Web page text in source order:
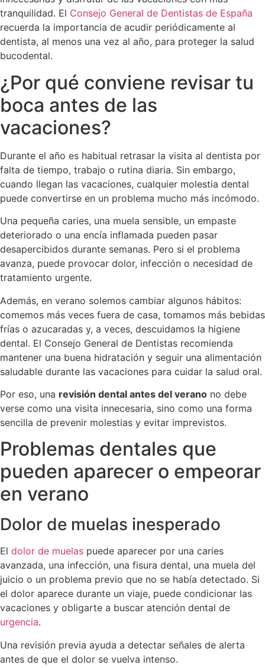
tranquilidad. El Consejo General de Dentistas de España
recuerda la importancia de acudir periódicamente al
dentista, al menos una vez al año, para proteger la salud
bucodental.
¿Por qué conviene revisar tu
boca antes de las
vacaciones?
Durante el año es habitual retrasar la visita al dentista por
falta de tiempo, trabajo o rutina diaria. Sin embargo,
cuando llegan las vacaciones, cualquier molestia dental
puede convertirse en un problema mucho más incómodo.
Una pequeña caries, una muela sensible, un empaste
deteriorado o una encía inflamada pueden pasar
desapercibidos durante semanas. Pero si el problema
avanza, puede provocar dolor, infección o necesidad de
tratamiento urgente.
Además, en verano solemos cambiar algunos hábitos:
comemos más veces fuera de casa, tomamos más bebidas
frías o azucaradas y, a veces, descuidamos la higiene
dental. El Consejo General de Dentistas recomienda
mantener una buena hidratación y seguir una alimentación
saludable durante las vacaciones para cuidar la salud oral.
Por eso, una revisión dental antes del verano no debe
verse como una visita innecesaria, sino como una forma
sencilla de prevenir molestias y evitar imprevistos.
Problemas dentales que
pueden aparecer o empeorar
en verano
Dolor de muelas inesperado
El dolor de muelas puede aparecer por una caries
avanzada, una infección, una fisura dental, una muela del
juicio o un problema previo que no se había detectado. Si
el dolor aparece durante un viaje, puede condicionar las
vacaciones y obligarte a buscar atención dental de
urgencia.
Una revisión previa ayuda a detectar señales de alerta
antes de que el dolor se vuelva intenso.